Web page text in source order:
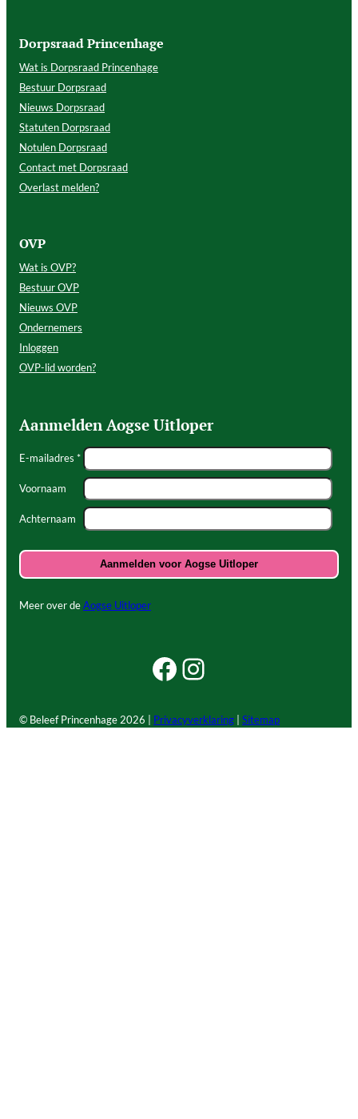
Dorpsraad Princenhage
Wat is Dorpsraad Princenhage
Bestuur Dorpsraad
Nieuws Dorpsraad
Statuten Dorpsraad
Notulen Dorpsraad
Contact met Dorpsraad
Overlast melden?
OVP
Wat is OVP?
Bestuur OVP
Nieuws OVP
Ondernemers
Inloggen
OVP-lid worden?
Aanmelden Aogse Uitloper
E-mailadres *
Voornaam
Achternaam
Meer over deAogse Uitloper
Facebook Beleef Princenhage
Instagram Beleef Princenhage
© Beleef Princenhage 2026 | Privacyverklaring | Sitemap